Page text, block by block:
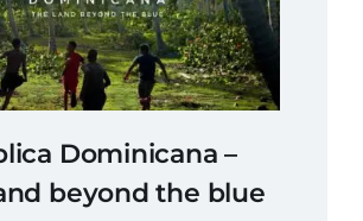
Dominicana –
beyond the blue